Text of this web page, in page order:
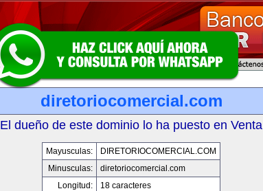
diretoriocomercial.com
El dueño de este dominio lo ha puesto en Venta
Mayusculas:
DIRETORIOCOMERCIAL.COM
Minusculas:
diretoriocomercial.com
Longitud:
18 caracteres